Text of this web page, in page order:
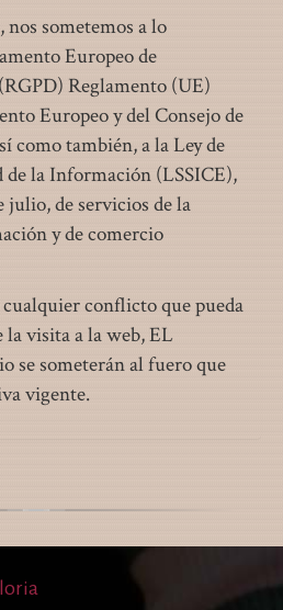
sometemos a lo
Europeo de
Reglamento (UE)
Europeo y del Consejo de
como también, a la Ley de
de la Información (LSSICE),
julio, de servicios de la
y de comercio
conflicto que pueda
visita a la web, EL
se someterán al fuero que
vigente.